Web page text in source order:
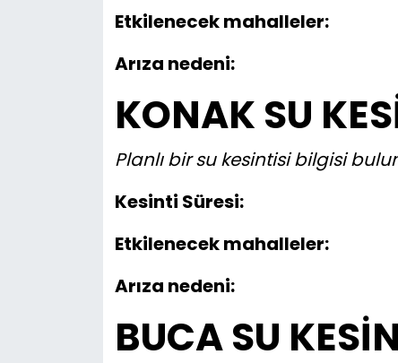
Etkilenecek mahalleler:
Arıza nedeni:
KONAK SU
Planlı bir su kesintisi bilgisi
Kesinti Süresi:
Etkilenecek mahalleler:
Arıza nedeni:
BUCA SU